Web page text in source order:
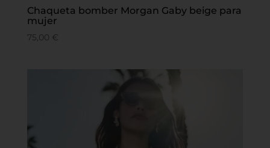
Chaqueta bomber Morgan Gaby beige para
mujer
75,00 €